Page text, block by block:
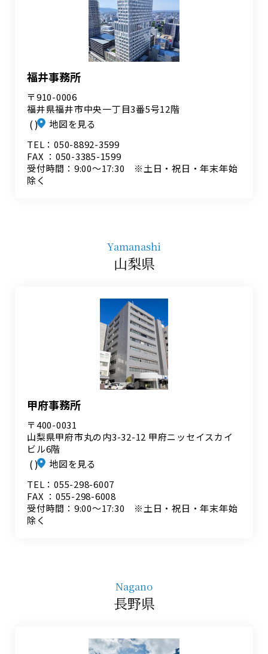
福井事務所
〒910-0006
福井県福井市中央一丁目3番5号12階
地図を見る
TEL：050-8892-3599
FAX ：050-3385-1599
受付時間：9:00～17:30 ※土日・祝日・年末年始
除く
Yamanashi
山梨県
甲府事務所
〒400-0031
山梨県甲府市丸の内3-32-12 甲府ニッセイスカイ
ビル6階
地図を見る
TEL：055-298-6007
FAX ：055-298-6008
受付時間：9:00～17:30 ※土日・祝日・年末年始
除く
Nagano
長野県